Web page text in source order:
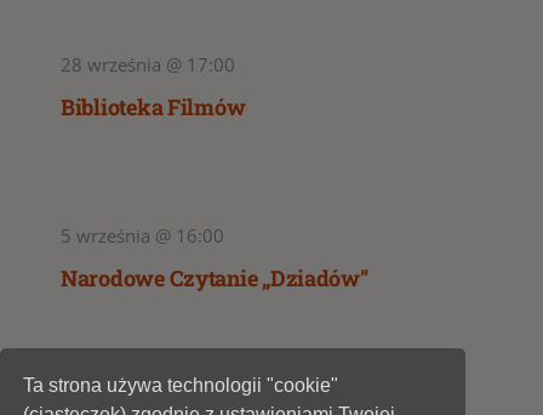
28 września @ 17:00
Biblioteka Filmów
5 września @ 16:00
Narodowe Czytanie „Dziadów”
Ta strona używa technologii "cookie"